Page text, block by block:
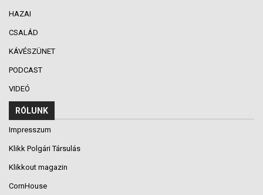
HAZAI
CSALÁD
KÁVÉSZÜNET
PODCAST
VIDEÓ
RÓLUNK
Impresszum
Klikk Polgári Társulás
Klikkout magazin
CornHouse